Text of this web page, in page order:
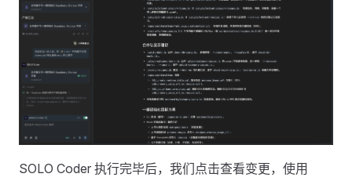
SOLO Coder 执行完毕后，我们点击查看变更，使用